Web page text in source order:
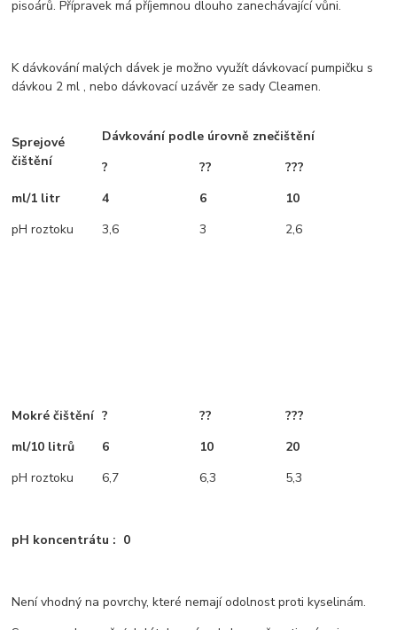
pisoárů. Přípravek má příjemnou dlouho zanechávající vůni.
K dávkování malých dávek je možno využít dávkovací pumpičku s
dávkou 2 ml , nebo dávkovací uzávěr ze sady Cleamen.
Sprejové
čištění
Dávkování podle úrovně znečištění
?
??
???
ml/1 litr
4 6
10
pH roztoku
3,6 3 2,6
Mokré čištění ? ??
???
ml/10 litrů
6 10
20
pH roztoku
6,7 6,3 5,3
pH koncentrátu : 0
Není vhodný na povrchy, které nemají odolnost proti kyselinám.